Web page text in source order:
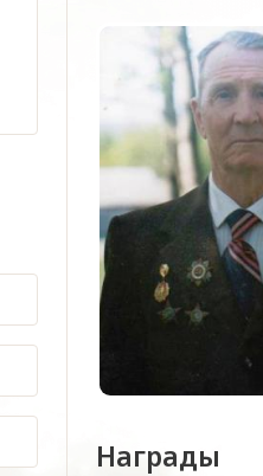
Награды